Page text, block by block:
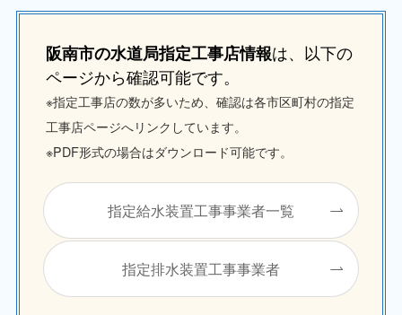
阪南市の水道局指定工事店情報は、以下の
ページから確認可能です。
※指定工事店の数が多いため、確認は各市区町村の指定
工事店ページへリンクしています。
※PDF形式の場合はダウンロード可能です。
指定給水装置工事事業者一覧
指定排水装置工事事業者